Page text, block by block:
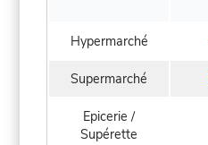
Hypermarché
Supermarché
Epicerie /
Supérette